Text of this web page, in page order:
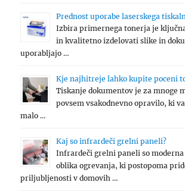
Prednost uporabe laserskega
Izbira primernega tonerja je
in kvalitetno izdelovati slike in
uporabljajo …
Kje najhitreje lahko kupite poceni
Tiskanje dokumentov je za mnoge
povsem vsakodnevno opravilo, ki
malo …
Kaj so infrardeči grelni paneli?
Infrardeči grelni paneli so
oblika ogrevanja, ki postopoma
priljubljenosti v domovih …